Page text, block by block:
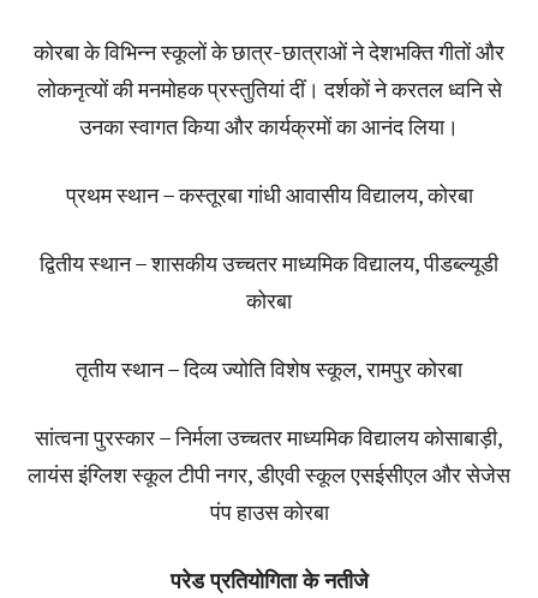
कोरबा के विभिन्न स्कूलों के छात्र-छात्राओं ने देशभक्ति गीतों और
लोकनृत्यों की मनमोहक प्रस्तुतियां दीं। दर्शकों ने करतल ध्वनि से
उनका स्वागत किया और कार्यक्रमों का आनंद लिया।
प्रथम स्थान – कस्तूरबा गांधी आवासीय विद्यालय, कोरबा
द्वितीय स्थान – शासकीय उच्चतर माध्यमिक विद्यालय, पीडब्ल्यूडी
कोरबा
तृतीय स्थान – दिव्य ज्योति विशेष स्कूल, रामपुर कोरबा
सांत्वना पुरस्कार – निर्मला उच्चतर माध्यमिक विद्यालय कोसाबाड़ी,
लायंस इंग्लिश स्कूल टीपी नगर, डीएवी स्कूल एसईसीएल और सेजेस
पंप हाउस कोरबा
परेड प्रतियोगिता के नतीजे